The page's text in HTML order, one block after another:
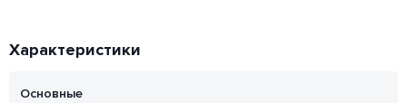
Характеристики
Основные